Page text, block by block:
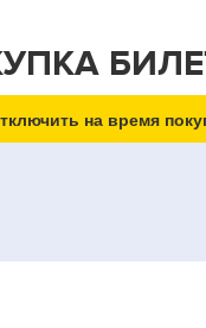
на время